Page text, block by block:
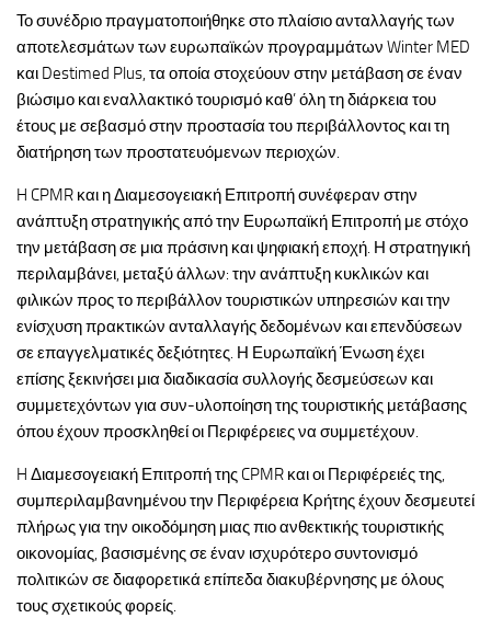
Το συνέδριο πραγματοποιήθηκε στο πλαίσιο ανταλλαγής των
αποτελεσμάτων των ευρωπαϊκών προγραμμάτων Winter MED
και Destimed Plus, τα οποία στοχεύουν στην μετάβαση σε έναν
βιώσιμο και εναλλακτικό τουρισμό καθ’ όλη τη διάρκεια του
έτους με σεβασμό στην προστασία του περιβάλλοντος και τη
διατήρηση των προστατευόμενων περιοχών.
H CPMR και η Διαμεσογειακή Επιτροπή συνέφεραν στην
ανάπτυξη στρατηγικής από την Ευρωπαϊκή Επιτροπή με στόχο
την μετάβαση σε μια πράσινη και ψηφιακή εποχή. Η στρατηγική
περιλαμβάνει, μεταξύ άλλων: την ανάπτυξη κυκλικών και
φιλικών προς το περιβάλλον τουριστικών υπηρεσιών και την
ενίσχυση πρακτικών ανταλλαγής δεδομένων και επενδύσεων
σε επαγγελματικές δεξιότητες. Η Ευρωπαϊκή Ένωση έχει
επίσης ξεκινήσει μια διαδικασία συλλογής δεσμεύσεων και
συμμετεχόντων για συν-υλοποίηση της τουριστικής μετάβασης
όπου έχουν προσκληθεί οι Περιφέρειες να συμμετέχουν.
H Διαμεσογειακή Επιτροπή της CPMR και οι Περιφέρειές της,
συμπεριλαμβανημένου την Περιφέρεια Κρήτης έχουν δεσμευτεί
πλήρως για την οικοδόμηση μιας πιο ανθεκτικής τουριστικής
οικονομίας, βασισμένης σε έναν ισχυρότερο συντονισμό
πολιτικών σε διαφορετικά επίπεδα διακυβέρνησης με όλους
τους σχετικούς φορείς.